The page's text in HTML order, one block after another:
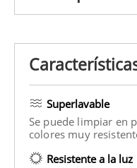
Superlavable
Se puede limpiar en
colores muy
Resistente a la luz